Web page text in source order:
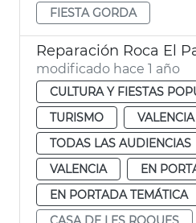
FIESTA GORDA
modificado hace 1 año
CULTURA Y FIESTAS
TURISMO
VALENCIA
TODAS LAS AUDIENCIAS
VALENCIA
EN
EN PORTADA TEMÁTICA